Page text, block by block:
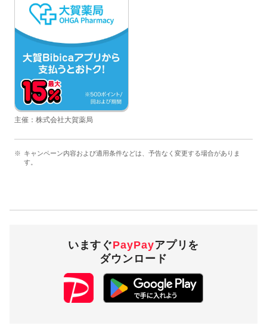
主催：株式会社大賀薬局
キャンペーン内容および適用条件などは、予告なく変更する場合がありま
す。
いますぐPayPayアプリを
ダウンロード